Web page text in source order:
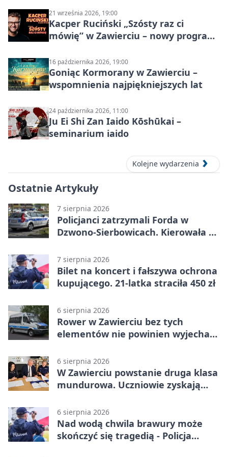
21 września 2026, 19:00
Kacper Ruciński „Szósty raz ci
mówię” w Zawierciu – nowy program
16 października 2026, 19:00
Goniąc Kormorany w Zawierciu –
wspomnienia najpiękniejszych lat
24 października 2026, 11:00
Ju Ei Shi Zan Iaido Kōshūkai –
seminarium iaido
Kolejne wydarzenia
Ostatnie Artykuły
7 sierpnia 2026
Policjanci zatrzymali Forda w
Dzwono-Sierbowicach. Kierowała po
7 sierpnia 2026
Bilet na koncert i fałszywa ochrona
kupującego. 21-latka straciła 450 zł
6 sierpnia 2026
Rower w Zawierciu bez tych
elementów nie powinien wyjechać
6 sierpnia 2026
W Zawierciu powstanie druga klasa
mundurowa. Uczniowie zyskają
6 sierpnia 2026
Nad wodą chwila brawury może
skończyć się tragedią - Policja